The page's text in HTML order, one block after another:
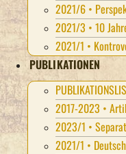
2021/6 •
2021/3 • 10
2021/1 •
PUBLIKATIONEN
2017-2023 •
2023/1 •
2021/1 •